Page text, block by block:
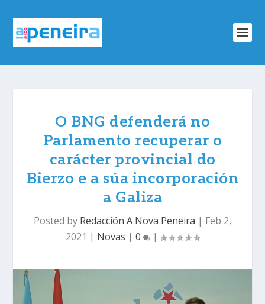
O BNG defenderá no
Parlamento recuperar o
carácter provincial do
Bierzo e a súa incorporación
a Galiza
Posted by Redacción A Nova Peneira | Feb 2,
2021 | Novas | 0 |